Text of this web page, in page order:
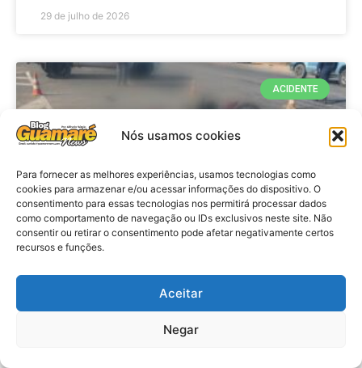
Nós usamos cookies
Para fornecer as melhores experiências, usamos tecnologias como
cookies para armazenar e/ou acessar informações do dispositivo. O
consentimento para essas tecnologias nos permitirá processar dados
como comportamento de navegação ou IDs exclusivos neste site. Não
consentir ou retirar o consentimento pode afetar negativamente certos
recursos e funções.
Aceitar
Negar
29 de julho de 2026
ACIDENTE
Acidente: A caminho do trabalho
professora se envolve em
acidente e vai a obito na RN 118
no Alto do Rodrigues, RN